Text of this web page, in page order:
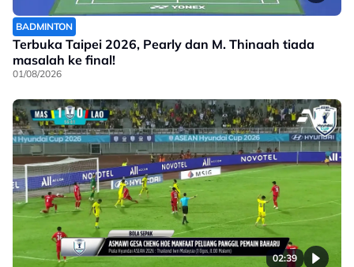
BADMINTON
Terbuka Taipei 2026, Pearly dan M. Thinaah tiada
masalah ke final!
01/08/2026
02:39